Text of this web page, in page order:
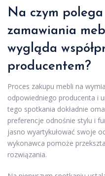
Na czym
zamawiania
wygląda
producentem?
Proces zakupu mebli na
odpowiedniego producenta i
tego spotkania dokładnie
preferencje odnośnie stylu i
jasno wyartykułować swoje
wykonawca pomoże
rozwiązania.